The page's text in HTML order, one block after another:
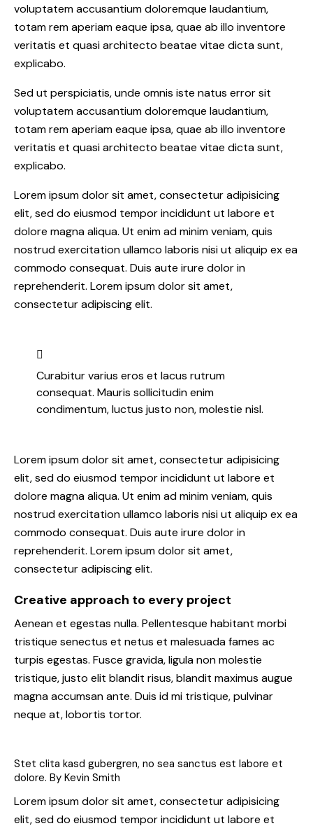
voluptatem accusantium doloremque laudantium,
totam rem aperiam eaque ipsa, quae ab illo inventore
veritatis et quasi architecto beatae vitae dicta sunt,
explicabo.
Sed ut perspiciatis, unde omnis iste natus error sit
voluptatem accusantium doloremque laudantium,
totam rem aperiam eaque ipsa, quae ab illo inventore
veritatis et quasi architecto beatae vitae dicta sunt,
explicabo.
Lorem ipsum dolor sit amet, consectetur adipisicing
elit, sed do eiusmod tempor incididunt ut labore et
dolore magna aliqua. Ut enim ad minim veniam, quis
nostrud exercitation ullamco laboris nisi ut aliquip ex ea
commodo consequat. Duis aute irure dolor in
reprehenderit. Lorem ipsum dolor sit amet,
consectetur adipiscing elit.
Curabitur varius eros et lacus rutrum
consequat. Mauris sollicitudin enim
condimentum, luctus justo non, molestie nisl.
Lorem ipsum dolor sit amet, consectetur adipisicing
elit, sed do eiusmod tempor incididunt ut labore et
dolore magna aliqua. Ut enim ad minim veniam, quis
nostrud exercitation ullamco laboris nisi ut aliquip ex ea
commodo consequat. Duis aute irure dolor in
reprehenderit. Lorem ipsum dolor sit amet,
consectetur adipiscing elit.
Creative approach to every project
Aenean et egestas nulla. Pellentesque habitant morbi
tristique senectus et netus et malesuada fames ac
turpis egestas. Fusce gravida, ligula non molestie
tristique, justo elit blandit risus, blandit maximus augue
magna accumsan ante. Duis id mi tristique, pulvinar
neque at, lobortis tortor.
Stet clita kasd gubergren, no sea sanctus est labore et
dolore. By Kevin Smith
Lorem ipsum dolor sit amet, consectetur adipisicing
elit, sed do eiusmod tempor incididunt ut labore et